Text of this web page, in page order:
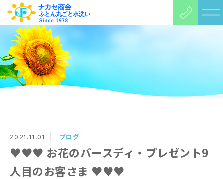
2021.11.01 ブログ
♥♥♥ お花のバースディ・プレゼント9
人目のお客さま ♥♥♥